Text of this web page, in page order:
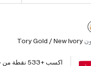
Tory Gold / New Ivory
اكسب +533 نقطة من